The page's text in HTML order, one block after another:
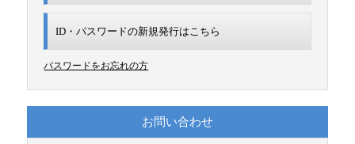
ID・パスワードの新規発行はこちら
パスワードをお忘れの方
お問い合わせ